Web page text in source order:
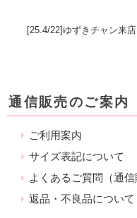
[25.4/22]ゆずきチャン来
通信販売のご案内
ご利用案内
サイズ表記について
よくあるご質問（通信
返品・不良品について